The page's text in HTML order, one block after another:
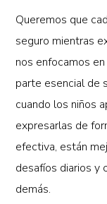
Queremos que
seguro mientras
nos enfocamos
parte esencial de
cuando los niños
expresarlas de
efectiva, están
desafíos diarios y
demás.